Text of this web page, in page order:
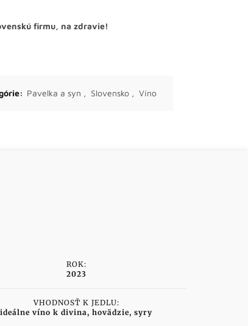
firmu, na zdravie!
Pavelka a syn , Slovensko , Víno
ROK:
2023
VHODNOSŤ K JEDLU:
ideálne víno k divina, hovädzie, syry